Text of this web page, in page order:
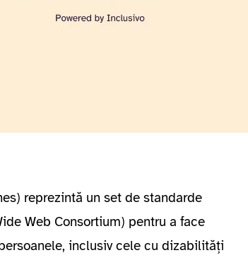
reprezintă un set de standarde
Web Consortium) pentru a face
inclusiv cele cu dizabilități